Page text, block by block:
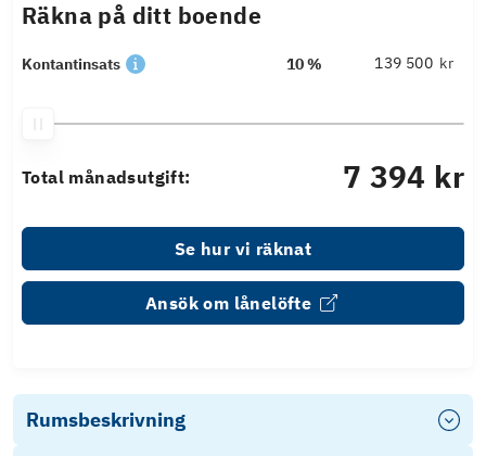
Räkna på ditt boende
Kontantinsats 10 % kr
Total månadsutgift: 7 394 kr
Se hur vi räknat
Ansök om lånelöfte
Rumsbeskrivning